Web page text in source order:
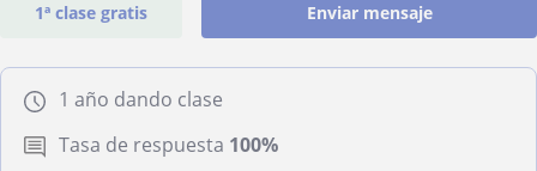
1ª clase gratis Enviar mensaje
1 año dando clase
Tasa de respuesta 100%